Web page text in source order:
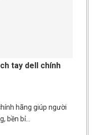
tay dell chính
hãng giúp người
bền bỉ…